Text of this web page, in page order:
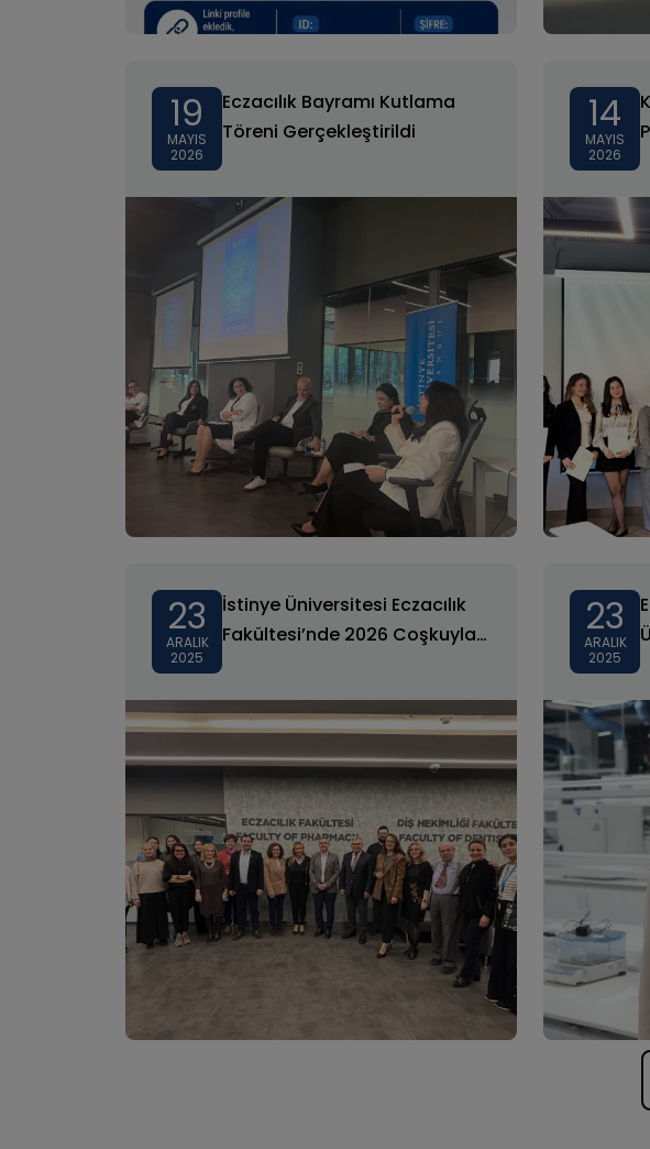
19
MAYIS
2026
Eczacılık Bayramı Kutlama
Töreni Gerçekleştirildi
14
MAYIS
2026
23
ARALIK
2025
İstinye Üniversitesi Eczacılık
Fakültesi’nde 2026 Coşkuyla
23
ARALIK
2025